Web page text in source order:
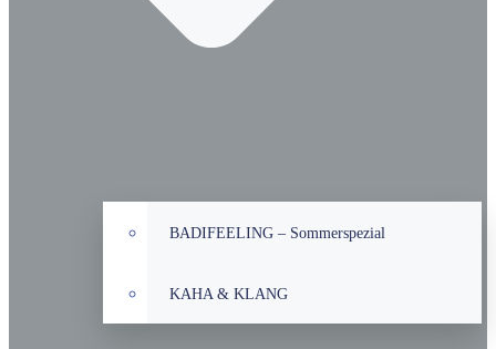
BADIFEELING – Sommerspezial
KAHA & KLANG